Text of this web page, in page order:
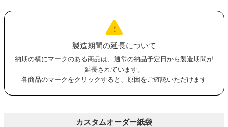
製造期間の延長について
納期の横にマークのある商品は、通常の納品予定日から製造期間が
延長されています。
各商品のマークをクリックすると、原因をご確認いただけます
カスタムオーダー紙袋